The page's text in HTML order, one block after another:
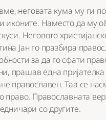
неговата кума му ги
иконите. Наместо да му
Неговото
Јан го празбира
за да го сфати
прашав една
православен. Таа се
право. Православната
со другите.